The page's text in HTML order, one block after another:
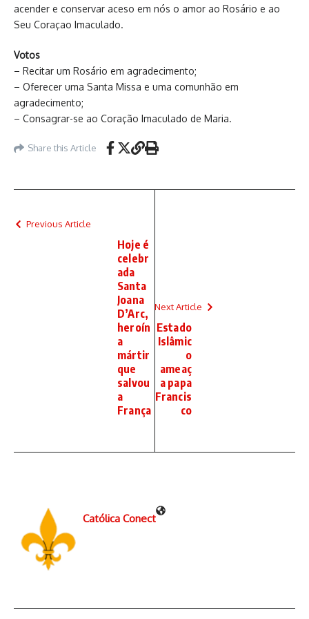
acender e conservar aceso em nós o amor ao Rosário e ao
Seu Coraçao Imaculado.
Votos
– Recitar um Rosário em agradecimento;
– Oferecer uma Santa Missa e uma comunhão em
agradecimento;
– Consagrar-se ao Coração Imaculado de Maria.
Share this Article
Previous Article
Hoje é
celebr
ada
Santa
Joana
D’Arc,
heroín
a
mártir
que
salvou
a
França
Next Article
Estado
Islâmic
o
ameaç
a papa
Francis
co
Católica Conect